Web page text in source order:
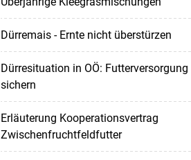
Dürremais - Ernte nicht überstürzen
Dürresituation in OÖ:
sichern
Erläuterung Kooperationsvertrag
Zwischenfruchtfeldfutter